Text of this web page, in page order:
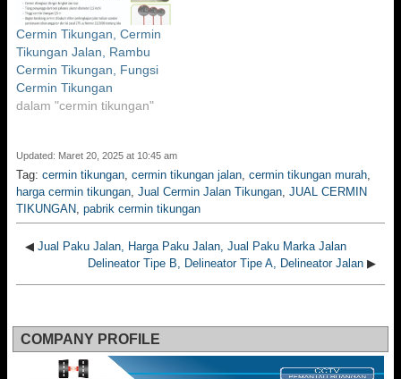
Cermin Tikungan, Cermin
Tikungan Jalan, Rambu
Cermin Tikungan, Fungsi
Cermin Tikungan
dalam "cermin tikungan"
Updated: Maret 20, 2025 at 10:45 am
Tag: cermin tikungan, cermin tikungan jalan, cermin tikungan murah,
harga cermin tikungan, Jual Cermin Jalan Tikungan, JUAL CERMIN
TIKUNGAN, pabrik cermin tikungan
◀ Jual Paku Jalan, Harga Paku Jalan, Jual Paku Marka Jalan
Delineator Tipe B, Delineator Tipe A, Delineator Jalan ▶
COMPANY PROFILE